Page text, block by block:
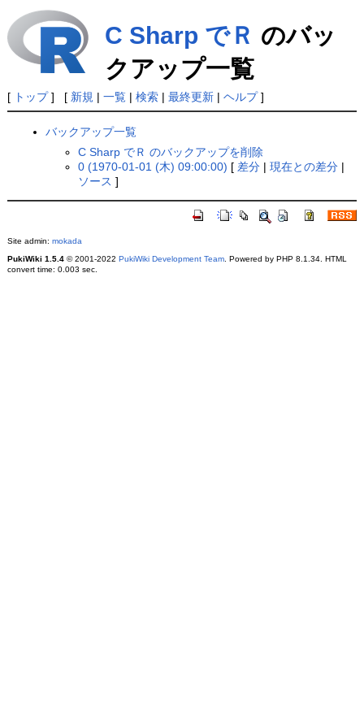
C Sharp でＲ のバッ
クアップ一覧
[ トップ] [ 新規 | 一覧| 検索| 最終更新| ヘルプ]
バックアップ一覧
C Sharp でＲ のバックアップを削除
0 (1970-01-01 (木) 09:00:00) [ 差分 |現在との差分 |
ソース ]
Site admin: mokada
PukiWiki 1.5.4© 2001-2022 PukiWiki Development Team. Powered by PHP 8.1.34. HTML
convert time: 0.003 sec.